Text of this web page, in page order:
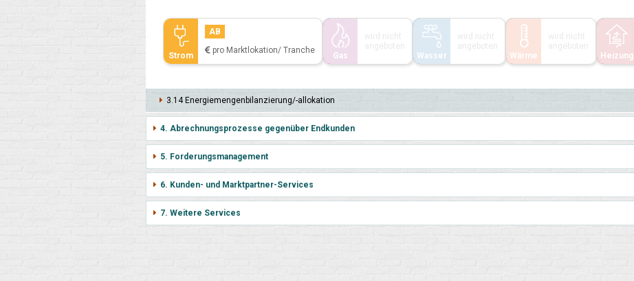
Strom
AB
pro Marktlokation/ Tranche
Gas
Wasser
Wärme
Heizung
3.14 Energie­mengen­bilanzie­rung/-allo­kation
4. Abrechnungsprozesse gegenüber Endkunden
5. Forderungsmanagement
6. Kunden- und Marktpartner-Services
7. Weitere Services